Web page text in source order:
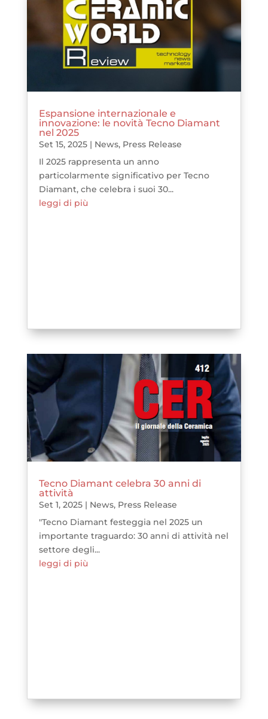
Espansione internazionale e
innovazione: le novità Tecno Diamant
nel 2025
Set 15, 2025| News, Press Release
Il 2025 rappresenta un anno
particolarmente significativo per Tecno
Diamant, che celebra i suoi 30...
leggi di più
Tecno Diamant celebra 30 anni di
attività
Set 1, 2025| News, Press Release
"Tecno Diamant festeggia nel 2025 un
importante traguardo: 30 anni di attività nel
settore degli...
leggi di più